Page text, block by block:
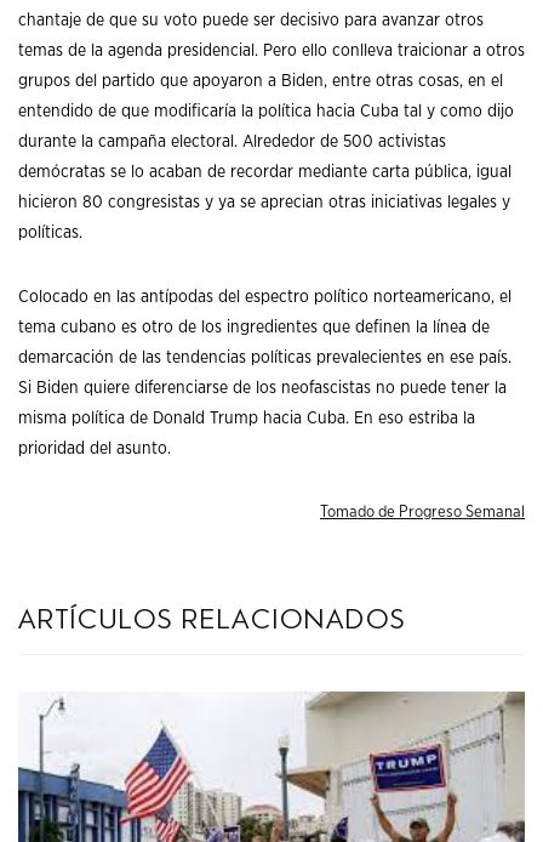
chantaje de que su voto puede ser decisivo para avanzar otros
temas de la agenda presidencial. Pero ello conlleva traicionar a otros
grupos del partido que apoyaron a Biden, entre otras cosas, en el
entendido de que modificaría la política hacia Cuba tal y como dijo
durante la campaña electoral. Alrededor de 500 activistas
demócratas se lo acaban de recordar mediante carta pública, igual
hicieron 80 congresistas y ya se aprecian otras iniciativas legales y
políticas.
Colocado en las antípodas del espectro político norteamericano, el
tema cubano es otro de los ingredientes que definen la línea de
demarcación de las tendencias políticas prevalecientes en ese país.
Si Biden quiere diferenciarse de los neofascistas no puede tener la
misma política de Donald Trump hacia Cuba. En eso estriba la
prioridad del asunto.
Tomado de Progreso Semanal
artículos relacionados